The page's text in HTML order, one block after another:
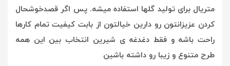
متریال برای تولید گلها استفاده میشه. پس اگر قصدخوشحال
کردن عزیزانتون رو دارین خیالتون از بابت کیفیت تمام کارها
راحت باشه و فقط دغدغه ی شیرین انتخاب بین این همه
طرح متنوع و زیبا رو داشته باشین